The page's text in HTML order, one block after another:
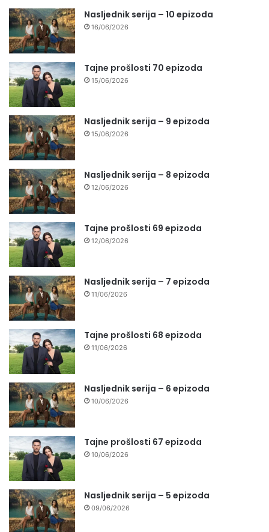
Nasljednik serija – 10 epizoda
16/06/2026
Tajne prošlosti 70 epizoda
15/06/2026
Nasljednik serija – 9 epizoda
15/06/2026
Nasljednik serija – 8 epizoda
12/06/2026
Tajne prošlosti 69 epizoda
12/06/2026
Nasljednik serija – 7 epizoda
11/06/2026
Tajne prošlosti 68 epizoda
11/06/2026
Nasljednik serija – 6 epizoda
10/06/2026
Tajne prošlosti 67 epizoda
10/06/2026
Nasljednik serija – 5 epizoda
09/06/2026